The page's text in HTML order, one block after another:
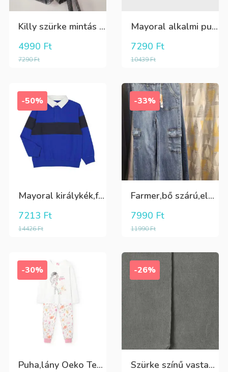
Killy szürke mintás rövidnadrág
7290Ft
4990 Ft
Mayoral alkalmi puha kék élre vasalt nadrág, behúzható derékrésszel
10439Ft
7290 Ft
-50%
Mayoral királykék,fehér galléros hosszú ujjú póló Tini fiúknak
14426Ft
7213 Ft
-33%
Farmer,bő szárú,elöl és oldalt zsebes lány nadrág
11990Ft
7990 Ft
-30%
Puha,lány Oeko Tex bio pamut hosszú pizsama
-26%
Szürke színű vastag puha harisnya